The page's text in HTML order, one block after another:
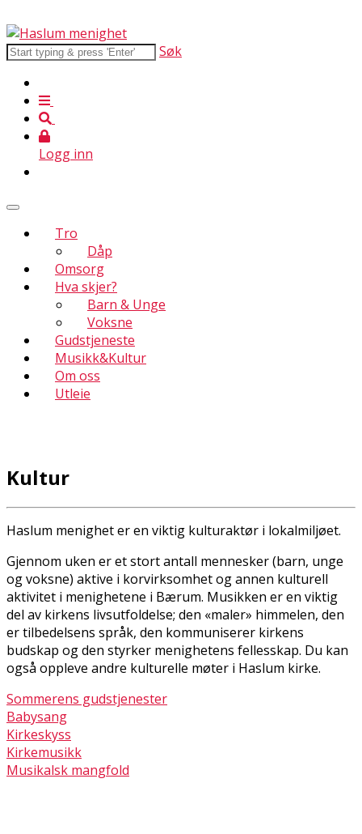
Søk
Logg inn
Tro
Dåp
Omsorg
Hva skjer?
Barn & Unge
Voksne
Gudstjeneste
Musikk&Kultur
Om oss
Utleie
Kultur
Haslum menighet er en viktig kulturaktør i lokalmiljøet.
Gjennom uken er et stort antall mennesker (barn, unge
og voksne) aktive i korvirksomhet og annen kulturell
aktivitet i menighetene i Bærum. Musikken er en viktig
del av kirkens livsutfoldelse; den «maler» himmelen, den
er tilbedelsens språk, den kommuniserer kirkens
budskap og den styrker menighetens fellesskap. Du kan
også oppleve andre kulturelle møter i Haslum kirke.
Sommerens gudstjenester
Babysang
Kirkeskyss
Kirkemusikk
Musikalsk mangfold